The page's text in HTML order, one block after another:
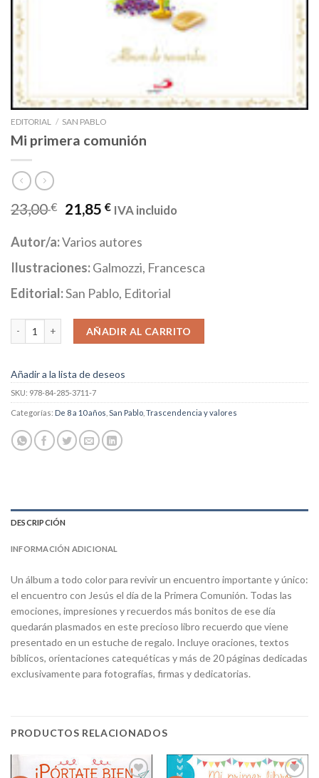
EDITORIAL / SAN PABLO
Mi primera comunión
23,00€ 21,85€ IVA incluido
Autor/a:Varios autores
Ilustraciones:Galmozzi, Francesca
Editorial:San Pablo, Editorial
Mi primera comunión cantidad
AÑADIR AL CARRITO
Añadir a la lista de deseos
SKU: 978-84-285-3711-7
Categorías: De 8 a 10 años San Pablo Trascendencia y valores
DESCRIPCIÓN
INFORMACIÓN ADICIONAL
Un álbum a todo color para revivir un encuentro importante y único:
el encuentro con Jesús el día de la Primera Comunión. Todas las
emociones, impresiones y recuerdos más bonitos de ese día
quedarán plasmados en este precioso libro recuerdo que viene
presentado en un estuche de regalo. Incluye oraciones, textos
bíblicos, orientaciones catequéticas y más de 20 páginas dedicadas
exclusivamente para fotografías, firmas y dedicatorias.
PRODUCTOS RELACIONADOS